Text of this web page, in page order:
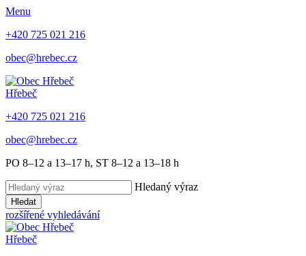
Menu
+420 725 021 216
obec@hrebec.cz
Hřebeč
+420 725 021 216
obec@hrebec.cz
PO 8–12 a 13–17 h, ST 8–12 a 13–18 h
Hledaný výraz
Hledat
rozšířené vyhledávání
Hřebeč